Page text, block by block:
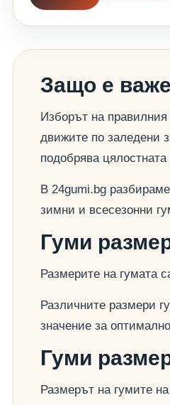
Защо е
Изборът на
движите по заледени
подобрява
В 24gumi.bg
зимни и всесезонни
Гуми
Размерите на гумата
Различните размери
значение за
Гуми
Размерът на гумите